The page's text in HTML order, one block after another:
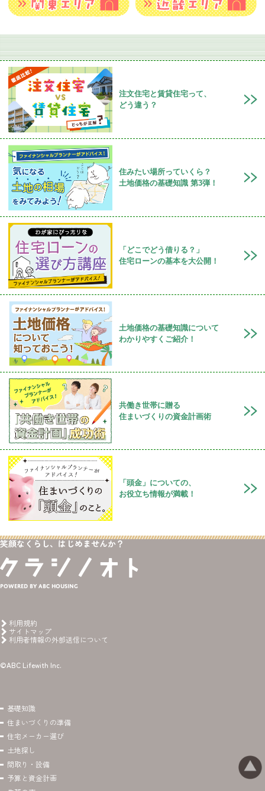
注文住宅と賃貸住宅って、
どう違う？
住みたい場所っていくら？
土地価格の基礎知識 第3弾！
「どこでどう借りる？」
住宅ローンの基本を大公開！
土地価格の基礎知識について
わかりやすくご紹介！
共働き世帯に贈る
住まいづくりの資金計画術
「頭金」についての、
お役立ち情報が満載！
笑顔なくらし、はじめませんか？
Powered by ABC HOUSING
利用規約
サイトマップ
利用者情報の外部送信について
©ABC Lifewith Inc.
基礎知識
住まいづくりの準備
住宅メーカー選び
土地探し
間取り・設備
予算と資金計画